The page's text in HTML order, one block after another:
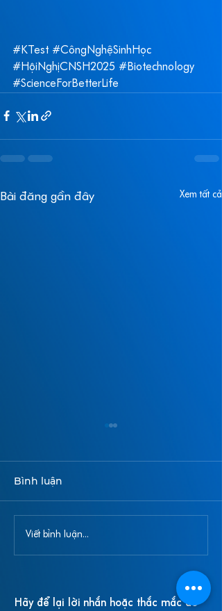
#KTest #CôngNghệSinhHọc
#HộiNghịCNSH2025 #Biotechnology
#ScienceForBetterLife
Bài đăng gần đây Xem tất cả
CÂU HỎI THƯỜNG
GẶP - METAGENOMICS
Bình luận
Viết bình luận...
Hãy để lại lời nhắn hoặc thắc mắc để